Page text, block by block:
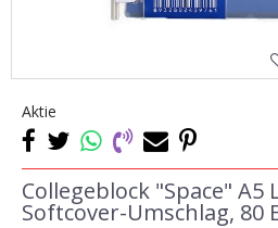
Aktie
Collegeblock "Space" A5
Softcover-Umschlag, 80